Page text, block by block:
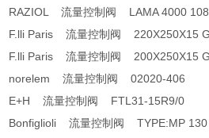
RAZIOL 流量控制阀 LAMA 4000
F.lli Paris 流量控制阀 220X250X15
F.lli Paris 流量控制阀 200X250X15
norelem 流量控制阀 02020-406
E+H 流量控制阀 FTL31-15R9/0
Bonfiglioli 流量控制阀 TYPE:MP 130